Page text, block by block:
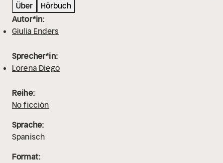
Über
Hörbuch
Autor*in:
Giulia Enders
Sprecher*in:
Lorena Diego
Reihe:
No ficción
Sprache:
Spanisch
Format: